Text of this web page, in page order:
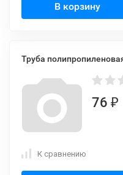
В корзину
Труба
76 ₽
К сравнению